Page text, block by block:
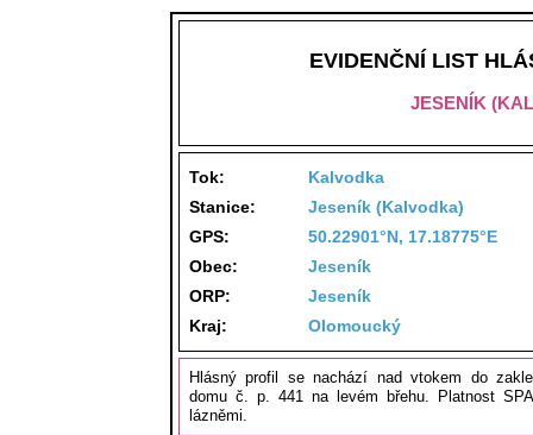
EVIDENČNÍ LIST
JESENÍK
Tok:
Kalvodka
Stanice:
Jeseník (Kalvodka)
GPS:
50.22901°N, 17.18775°E
Obec:
Jeseník
ORP:
Jeseník
Kraj:
Olomoucký
Hlásný profil se nachází nad vtokem do
domu č. p. 441 na levém břehu. Platnost
lázněmi.